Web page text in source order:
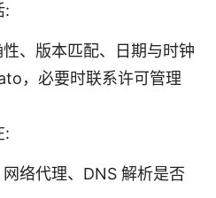
:
、版本匹配、日期与时钟
，必要时联系许可管理
:
络代理、DNS 解析是否